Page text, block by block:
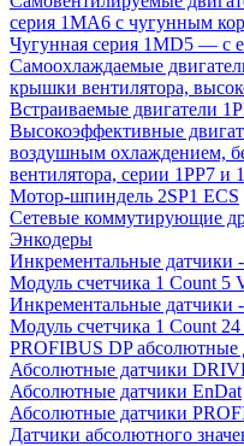
серия 1MA6 с чугунным
Чугунная серия 1MD5 — с
Самоохлаждаемые
крышки вентилятора,
Встраиваемые двигатели
Высокоэффективные
воздушным охлаждением,
вентилятора, серии 1PP7
Мотор-шпиндель 2SP1 ECS
Сетевые коммутирующие
Энкодеры
Инкрементальные датчики
Модуль счетчика 1 Count 5
Инкрементальные датчики
Модуль счетчика 1 Count
PROFIBUS DP абсолютные
Абсолютные датчики
Абсолютные датчики EnDat
Абсолютные датчики
Датчики абсолютного